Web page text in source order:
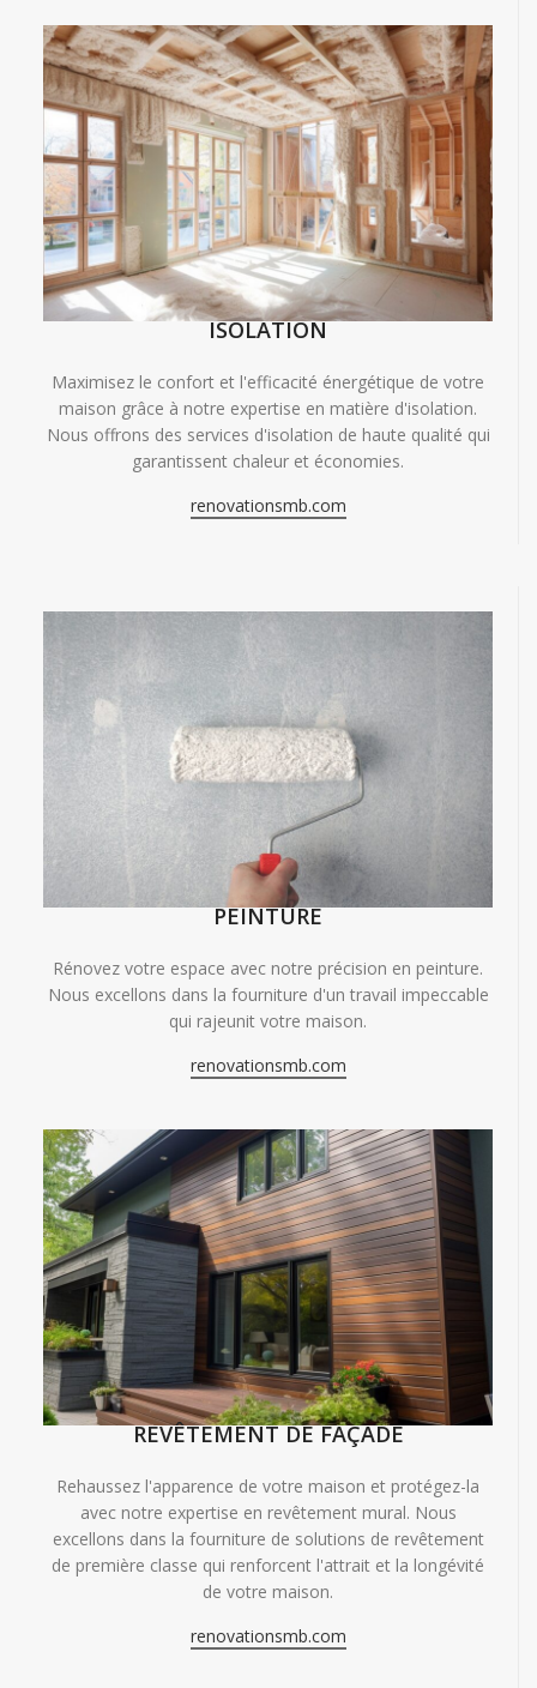
ISOLATION
Maximisez le confort et l'efficacité énergétique de votre
maison grâce à notre expertise en matière d'isolation.
Nous offrons des services d'isolation de haute qualité qui
garantissent chaleur et économies.
renovationsmb.com
PEINTURE
Rénovez votre espace avec notre précision en peinture.
Nous excellons dans la fourniture d'un travail impeccable
qui rajeunit votre maison.
renovationsmb.com
REVÊTEMENT DE FAÇADE
Rehaussez l'apparence de votre maison et protégez-la
avec notre expertise en revêtement mural. Nous
excellons dans la fourniture de solutions de revêtement
de première classe qui renforcent l'attrait et la longévité
de votre maison.
renovationsmb.com